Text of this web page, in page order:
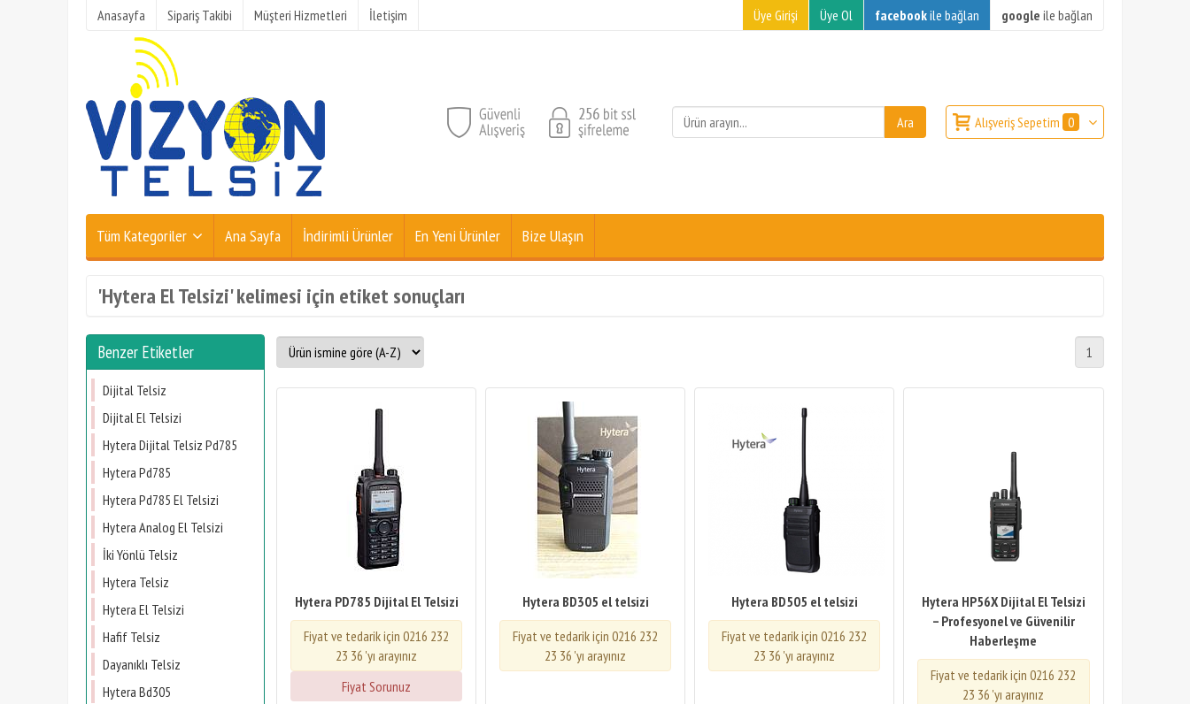
Anasayfa Sipariş Takibi Müşteri Hizmetleri İletişim Üye Girişi Üye Ol facebookile bağlan google ile bağlan
Alışveriş Sepetim 0
Tüm Kategoriler Ana Sayfa İndirimli Ürünler En Yeni Ürünler Bize Ulaşın
'Hytera El Telsizi' kelimesi için etiket sonuçları
Benzer Etiketler
Dijital Telsiz
Dijital El Telsizi
Hytera Dijital Telsiz Pd785
Hytera Pd785
Hytera Pd785 El Telsizi
Hytera Analog El Telsizi
İki Yönlü Telsiz
Hytera Telsiz
Hytera El Telsizi
Hafif Telsiz
Dayanıklı Telsiz
Hytera Bd305
1
Hytera PD785 Dijital El Telsizi
Fiyat ve tedarik için 0216 232
23 36 'yı arayınız
Fiyat Sorunuz
Hytera BD305 el telsizi
Fiyat ve tedarik için 0216 232
23 36 'yı arayınız
Hytera BD505 el telsizi
Fiyat ve tedarik için 0216 232
23 36 'yı arayınız
Hytera HP56X Dijital El Telsizi
– Profesyonel ve Güvenilir
Haberleşme
Fiyat ve tedarik için 0216 232
23 36 'yı arayınız